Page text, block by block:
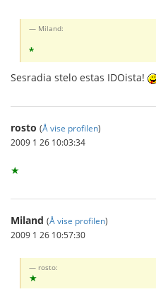
Miland:
*
Sesradia stelo estas IDOista!
rosto (Å vise profilen)
2009 1 26 10:03:34
★
Miland (Å vise profilen)
2009 1 26 10:57:30
rosto:
★